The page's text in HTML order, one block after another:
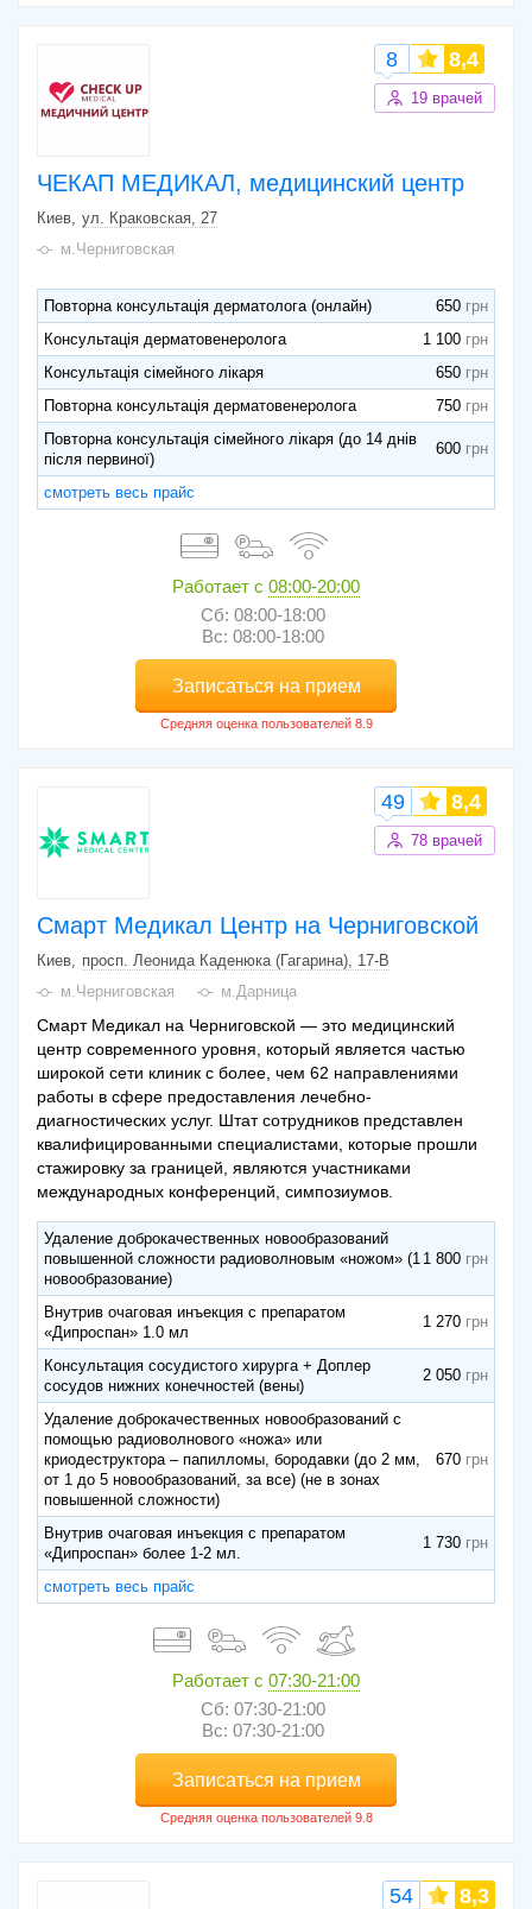
ЧЕКАП МЕДИКАЛ, медицинский центр
8 8,4
19 врачей
Киев ул. Краковская, 27
м.Черниговская
Повторна консультація дерматолога (онлайн)
650
Консультація дерматовенеролога
1 100
Консультація сімейного лікаря
650
Повторна консультація дерматовенеролога
750
Повторна консультація сімейного лікаря (до 14 днів
після первиної)
600
смотреть весь прайс
Работает с 08:00-20:00
Сб: 08:00-18:00
Вс: 08:00-18:00
Записаться на прием
Смарт Медикал Центр на Черниговской
49 8,4
78 врачей
Киев
просп. Леонида Каденюка (Гагарина), 17-В
м.Черниговская
м.Дарница
Смарт Медикал на Черниговской — это медицинский
центр современного уровня, который является частью
широкой сети клиник с более, чем 62 направлениями
работы в сфере предоставления лечебно-
диагностических услуг. Штат сотрудников представлен
квалифицированными специалистами, которые прошли
стажировку за границей, являются участниками
международных конференций, симпозиумов.
Удаление доброкачественных новообразований
повышенной сложности радиоволновым «ножом» (1
новообразование)
1 800
Внутрив очаговая инъекция с препаратом
«Дипроспан» 1.0 мл
1 270
Консультация сосудистого хирурга + Доплер
сосудов нижних конечностей (вены)
2 050
Удаление доброкачественных новообразований с
помощью радиоволнового «ножа» или
криодеструктора – папилломы, бородавки (до 2 мм,
от 1 до 5 новообразований, за все) (не в зонах
повышенной сложности)
670
Внутрив очаговая инъекция с препаратом
«Дипроспан» более 1-2 мл.
1 730
смотреть весь прайс
Работает с 07:30-21:00
Сб: 07:30-21:00
Вс: 07:30-21:00
Записаться на прием
54 8,3